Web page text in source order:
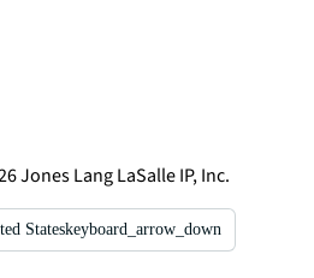
Jones Lang LaSalle IP, Inc.
Stateskeyboard_arrow_down